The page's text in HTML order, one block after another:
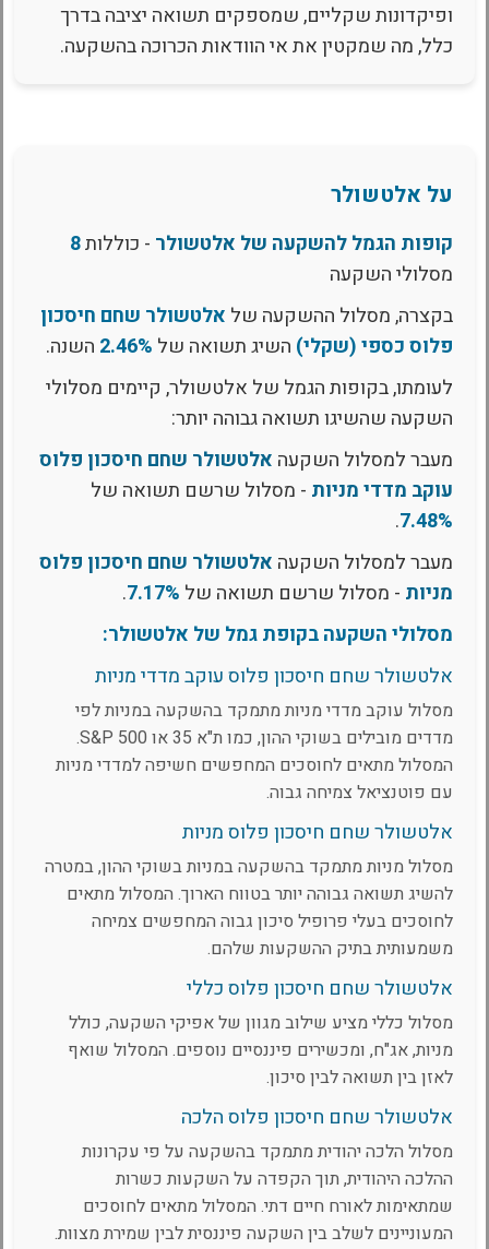
ופיקדונות שקליים, שמספקים תשואה יציבה בדרך
כלל, מה שמקטין את אי הוודאות הכרוכה בהשקעה.
על אלטשולר
קופות הגמל להשקעה של אלטשולר - כוללות8
מסלולי השקעה
בקצרה, מסלול ההשקעה של אלטשולר שחם חיסכון
פלוס כספי (שקלי) השיג תשואה של 2.46% השנה.
לעומתו, בקופות הגמל של אלטשולר, קיימים מסלולי
השקעה שהשיגו תשואה גבוהה יותר:
מעבר למסלול השקעה אלטשולר שחם חיסכון פלוס
עוקב מדדי מניות - מסלול שרשם תשואה של
7.48%
.
מעבר למסלול השקעה אלטשולר שחם חיסכון פלוס
מניות - מסלול שרשם תשואה של 7.17%
.
מסלולי השקעה בקופת גמל של אלטשולר:
אלטשולר שחם חיסכון פלוס עוקב מדדי מניות
מסלול עוקב מדדי מניות מתמקד בהשקעה במניות לפי
מדדים מובילים בשוקי ההון, כמו ת"א 35 או S&P 500.
המסלול מתאים לחוסכים המחפשים חשיפה למדדי מניות
עם פוטנציאל צמיחה גבוה.
אלטשולר שחם חיסכון פלוס מניות
מסלול מניות מתמקד בהשקעה במניות בשוקי ההון, במטרה
להשיג תשואה גבוהה יותר בטווח הארוך. המסלול מתאים
לחוסכים בעלי פרופיל סיכון גבוה המחפשים צמיחה
משמעותית בתיק ההשקעות שלהם.
אלטשולר שחם חיסכון פלוס כללי
מסלול כללי מציע שילוב מגוון של אפיקי השקעה, כולל
מניות, אג"ח, ומכשירים פיננסיים נוספים. המסלול שואף
לאזן בין תשואה לבין סיכון.
אלטשולר שחם חיסכון פלוס הלכה
מסלול הלכה יהודית מתמקד בהשקעה על פי עקרונות
ההלכה היהודית, תוך הקפדה על השקעות כשרות
שמתאימות לאורח חיים דתי. המסלול מתאים לחוסכים
המעוניינים לשלב בין השקעה פיננסית לבין שמירת מצוות.